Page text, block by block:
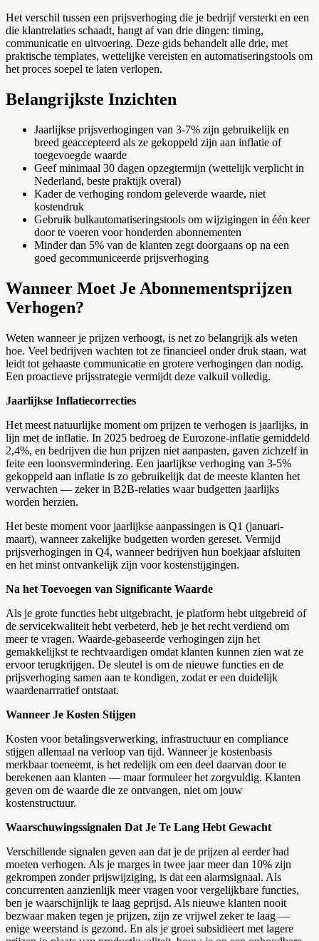
Het verschil tussen een prijsverhoging die je bedrijf versterkt en een
die klantrelaties schaadt, hangt af van drie dingen: timing,
communicatie en uitvoering. Deze gids behandelt alle drie, met
praktische templates, wettelijke vereisten en automatiseringstools om
het proces soepel te laten verlopen.
Belangrijkste Inzichten
Jaarlijkse prijsverhogingen van 3-7% zijn gebruikelijk en
breed geaccepteerd als ze gekoppeld zijn aan inflatie of
toegevoegde waarde
Geef minimaal 30 dagen opzegtermijn (wettelijk verplicht in
Nederland, beste praktijk overal)
Kader de verhoging rondom geleverde waarde, niet
kostendruk
Gebruik bulkautomatiseringstools om wijzigingen in één keer
door te voeren voor honderden abonnementen
Minder dan 5% van de klanten zegt doorgaans op na een
goed gecommuniceerde prijsverhoging
Wanneer Moet Je Abonnementsprijzen
Verhogen?
Weten wanneer je prijzen verhoogt, is net zo belangrijk als weten
hoe. Veel bedrijven wachten tot ze financieel onder druk staan, wat
leidt tot gehaaste communicatie en grotere verhogingen dan nodig.
Een proactieve prijsstrategie vermijdt deze valkuil volledig.
Jaarlijkse Inflatiecorrecties
Het meest natuurlijke moment om prijzen te verhogen is jaarlijks, in
lijn met de inflatie. In 2025 bedroeg de Eurozone-inflatie gemiddeld
2,4%, en bedrijven die hun prijzen niet aanpasten, gaven zichzelf in
feite een loonsvermindering. Een jaarlijkse verhoging van 3-5%
gekoppeld aan inflatie is zo gebruikelijk dat de meeste klanten het
verwachten — zeker in B2B-relaties waar budgetten jaarlijks
worden herzien.
Het beste moment voor jaarlijkse aanpassingen is Q1 (januari-
maart), wanneer zakelijke budgetten worden gereset. Vermijd
prijsverhogingen in Q4, wanneer bedrijven hun boekjaar afsluiten
en het minst ontvankelijk zijn voor kostenstijgingen.
Na het Toevoegen van Significante Waarde
Als je grote functies hebt uitgebracht, je platform hebt uitgebreid of
de servicekwaliteit hebt verbeterd, heb je het recht verdiend om
meer te vragen. Waarde-gebaseerde verhogingen zijn het
gemakkelijkst te rechtvaardigen omdat klanten kunnen zien wat ze
ervoor terugkrijgen. De sleutel is om de nieuwe functies en de
prijsverhoging samen aan te kondigen, zodat er een duidelijk
waardenarrratief ontstaat.
Wanneer Je Kosten Stijgen
Kosten voor betalingsverwerking, infrastructuur en compliance
stijgen allemaal na verloop van tijd. Wanneer je kostenbasis
merkbaar toeneemt, is het redelijk om een deel daarvan door te
berekenen aan klanten — maar formuleer het zorgvuldig. Klanten
geven om de waarde die ze ontvangen, niet om jouw
kostenstructuur.
Waarschuwingssignalen Dat Je Te Lang Hebt Gewacht
Verschillende signalen geven aan dat je de prijzen al eerder had
moeten verhogen. Als je marges in twee jaar meer dan 10% zijn
gekrompen zonder prijswijziging, is dat een alarmsignaal. Als
concurrenten aanzienlijk meer vragen voor vergelijkbare functies,
ben je waarschijnlijk te laag geprijsd. Als nieuwe klanten nooit
bezwaar maken tegen je prijzen, zijn ze vrijwel zeker te laag —
enige weerstand is gezond. En als je groei subsidieert met lagere